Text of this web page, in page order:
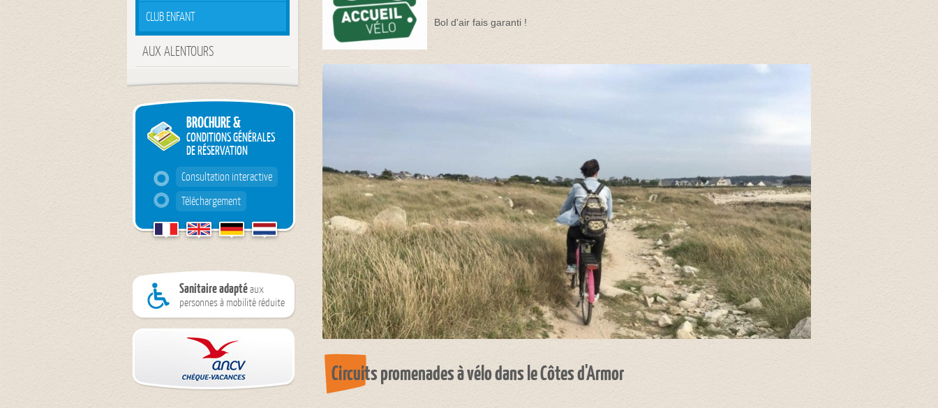
CLUB ENFANT
AUX ALENTOURS
Consultation interactive
Téléchargement
BROCHURE &
CONDITIONS GÉNÉRALES
DE RÉSERVATION
Sanitaire adaptéaux
personnes à mobilité réduite
Bol d'air fais garanti !
Circuits promenades à vélo dans le Côtes d'Armor